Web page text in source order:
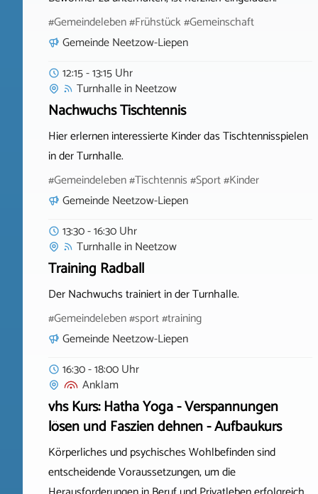
#Gemeindeleben #Frühstück #Gemeinschaft
Gemeinde Neetzow-Liepen
12:15 - 13:15 Uhr
TurnhalleinNeetzow
Nachwuchs Tischtennis
Hier erlernen interessierte Kinder das Tischtennisspielen
in der Turnhalle.
#Gemeindeleben #Tischtennis #Sport #Kinder
Gemeinde Neetzow-Liepen
13:30 - 16:30 Uhr
TurnhalleinNeetzow
Training Radball
Der Nachwuchs trainiert in der Turnhalle.
#Gemeindeleben #sport #training
Gemeinde Neetzow-Liepen
16:30 - 18:00 Uhr
Anklam
vhs Kurs: Hatha Yoga - Verspannungen
lösen und Faszien dehnen - Aufbaukurs
Körperliches und psychisches Wohlbefinden sind
entscheidende Voraussetzungen, um die